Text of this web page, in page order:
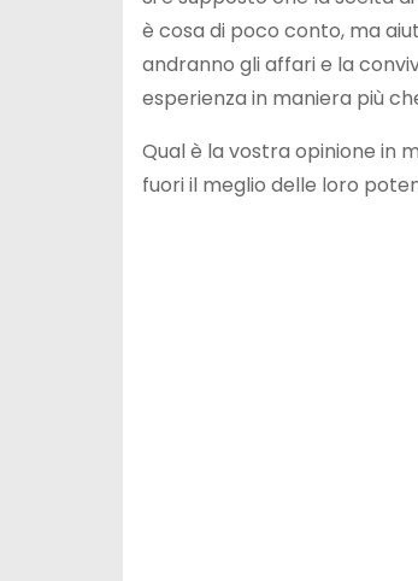
è cosa di poco conto, ma
andranno gli affari e la
esperienza in maniera più
Qual è la vostra opinione in
fuori il meglio delle loro